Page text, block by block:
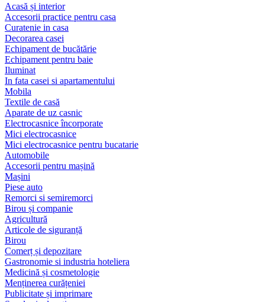
Acasă și interior
Accesorii practice pentru casa
Curatenie in casa
Decorarea casei
Echipament de bucătărie
Echipament pentru baie
Iluminat
In fata casei si apartamentului
Mobila
Textile de casă
Aparate de uz casnic
Electrocasnice încorporate
Mici electrocasnice
Mici electrocasnice pentru bucatarie
Automobile
Accesorii pentru mașină
Mașini
Piese auto
Remorci si semiremorci
Birou și companie
Agricultură
Articole de siguranță
Birou
Comerț și depozitare
Gastronomie si industria hoteliera
Medicină și cosmetologie
Menținerea curățeniei
Publicitate și imprimare